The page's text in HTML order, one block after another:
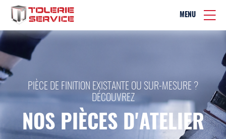
MENU
PIÈCE DE FINITION EXISTANTE OU SUR-MESURE ?
DÉCOUVREZ
NOS PIÈCES D'ATELIER